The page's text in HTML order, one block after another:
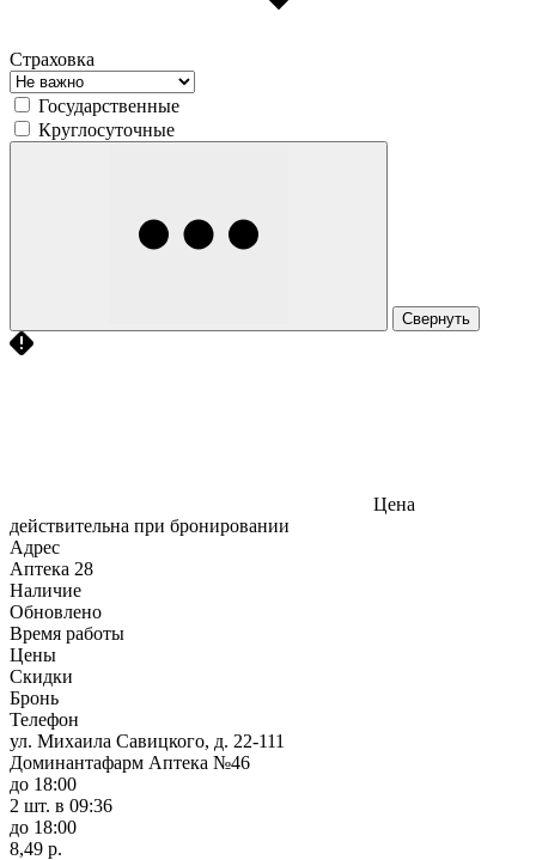
Страховка
Государственные
Круглосуточные
Свернуть
Цена
действительна при бронировании
Адрес
Аптека 28
Наличие
Обновлено
Время работы
Цены
Скидки
Бронь
Телефон
ул. Михаила Савицкого, д. 22-111
Доминантафарм Аптека №46
до 18:00
2 шт. в 09:36
до 18:00
8,49 р.